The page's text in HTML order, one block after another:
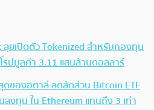
ลุยเปิดตัว Tokenized สำหรับกองทุน
รปมูลค่า 3.11 แสนล้านดอลลาร์
ของอิตาลี ลดสัดส่วน Bitcoin ETF
งทุน ใน Ethereum แทนถึง 3 เท่า